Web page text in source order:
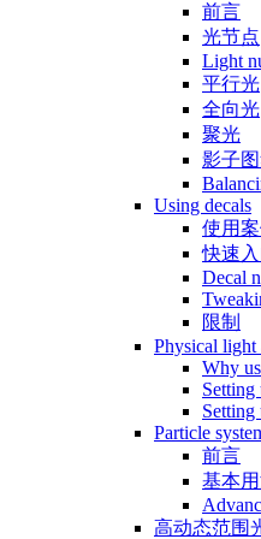
前言
光节点
Light
平行光
全向光
聚光
影子
Using decals
使用案
快速
Decal
限制
Physical light
Why
Setting
Particle
前言
基本
高动态范围